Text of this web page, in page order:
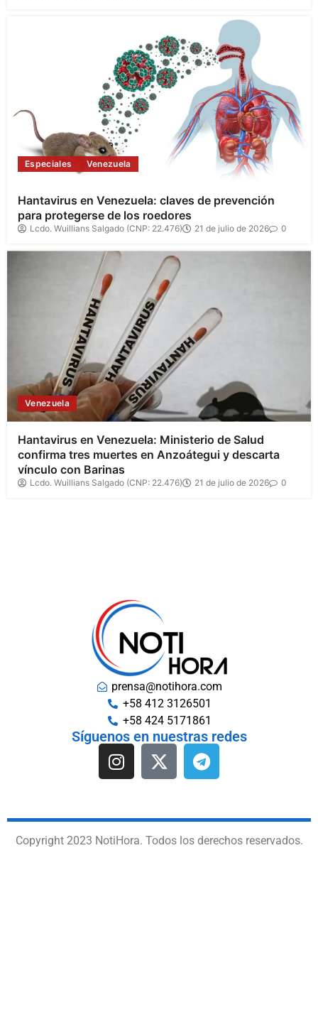
Especiales Venezuela
Hantavirus en Venezuela: claves de prevención
para protegerse de los roedores
Lcdo. Wuillians Salgado (CNP: 22.476) 21 de julio de 2026 0
Venezuela
Hantavirus en Venezuela: Ministerio de Salud
confirma tres muertes en Anzoátegui y descarta
vínculo con Barinas
Lcdo. Wuillians Salgado (CNP: 22.476) 21 de julio de 2026 0
prensa@notihora.com
+58 412 3126501
+58 424 5171861
Síguenos en nuestras redes
Copyright 2023 NotiHora. Todos los derechos reservados.